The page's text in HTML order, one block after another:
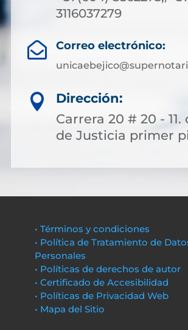
3116037279
 Correo electrónico:

Dirección:
Carrera 20 # 20 - 11.
de Justicia primer
• Términos y condiciones
• Política de Tratamiento de
Personales
• Políticas de derechos de autor
• Certificado de Accesibilidad
• Políticas de Privacidad Web
• Mapa del Sitio